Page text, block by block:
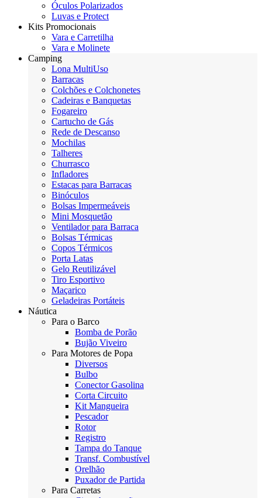
Óculos Polarizados
Luvas e Protect
Kits Promocionais
Vara e Carretilha
Vara e Molinete
Camping
Lona MultiUso
Barracas
Colchões e Colchonetes
Cadeiras e Banquetas
Fogareiro
Cartucho de Gás
Rede de Descanso
Mochilas
Talheres
Churrasco
Infladores
Estacas para Barracas
Binóculos
Bolsas Impermeáveis
Mini Mosquetão
Ventilador para Barraca
Bolsas Térmicas
Copos Térmicos
Porta Latas
Gelo Reutilizável
Tiro Esportivo
Maçarico
Geladeiras Portáteis
Náutica
Para o Barco
Bomba de Porão
Bujão Viveiro
Para Motores de Popa
Diversos
Bulbo
Conector Gasolina
Corta Circuito
Kit Mangueira
Pescador
Rotor
Registro
Tampa do Tanque
Transf. Combustível
Orelhão
Puxador de Partida
Para Carretas